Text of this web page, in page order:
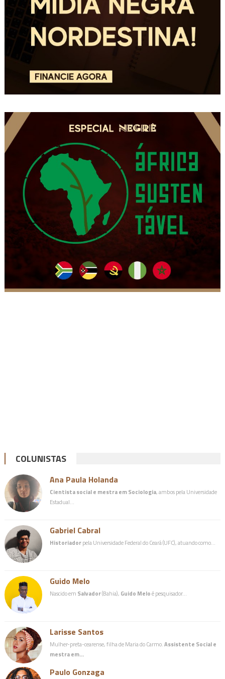
COLUNISTAS
Ana Paula Holanda
Cientista social e mestra em Sociologia, ambos pela Universidade
Estadual…
Gabriel Cabral
Historiadorpela Universidade Federal do Ceará (UFC), atuando como…
Guido Melo
Nascido em Salvador(Bahia), Guido Meloé pesquisador…
Larisse Santos
Mulher-preta-cearense, filha de Maria do Carmo.Assistente Social e
mestra em…
Paulo Gonzaga